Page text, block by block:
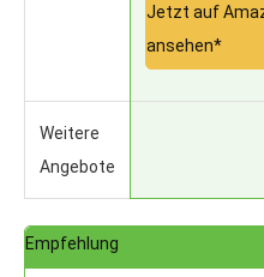
Jetzt auf
ansehen*
Weitere
Angebote
Empfehlung